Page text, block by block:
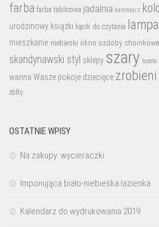
farba farba tablicowa jadalnia kalendarz
urodzinowy książki kącik do czytania lampa
mieszkanie niebieski okno ozdoby choinkowe
skandynawski styl sklepy szary tapeta
wanna Wasze pokoje dziecięce
żółty
OSTATNIE WPISY
Na zakupy: wycieraczki
Imponująca biało-niebieska łazienka
Kalendarz do wydrukowania 2019